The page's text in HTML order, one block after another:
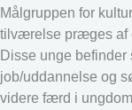
Målgruppen for
tilværelse præges af
Disse unge
job/uddannelse og
videre færd i